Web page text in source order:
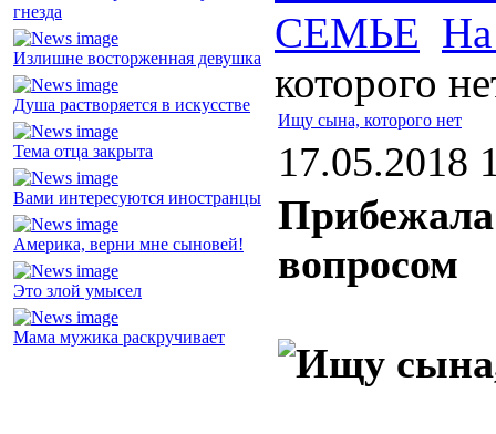
гнезда
Излишне восторженная девушка
Душа растворяется в искусстве
Тема отца закрыта
Вами интересуются иностранцы
Америка, верни мне сыновей!
Это злой умысел
Мама мужика раскручивает
СЕМЬЕ На
которого
Ищу сына, которого нет
17.05.2018
вопросом